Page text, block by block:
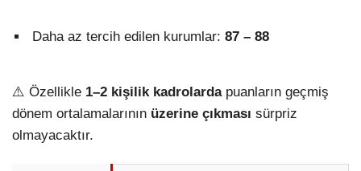
Daha az tercih edilen kurumlar: 87 – 88
⚠️ Özellikle 1–2 kişilik kadrolardapuanların geçmiş
dönem ortalamalarının üzerine çıkması sürpriz
olmayacaktır.